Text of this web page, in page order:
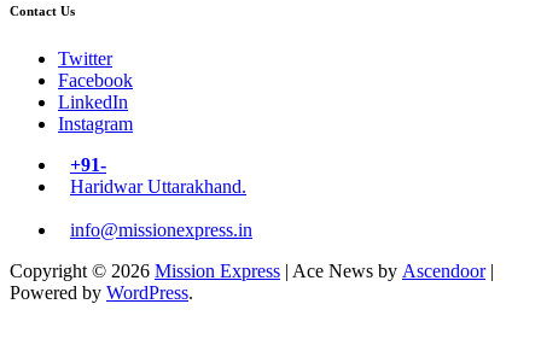
Contact Us
Twitter
Facebook
LinkedIn
Instagram
+91-
Haridwar Uttarakhand.
info@missionexpress.in
Copyright © 2026 Mission Express | Ace News by Ascendoor|
Powered by WordPress.